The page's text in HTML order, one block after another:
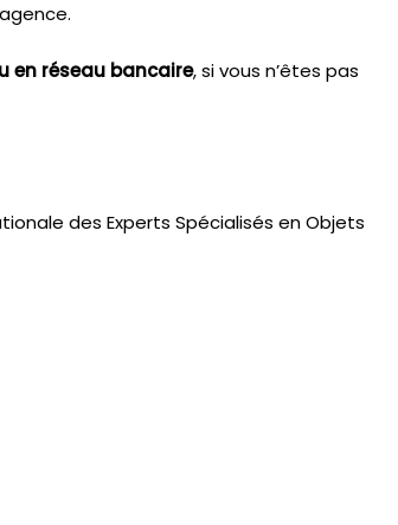
en réseau bancaire, si vous n’êtes pas
des Experts Spécialisés en Objets